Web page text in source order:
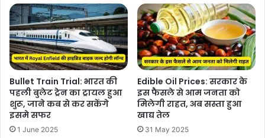
Bullet Train Trial: भारत की
पहली बुलेट ट्रेन का ट्रायल हुआ
शुरू, जाने कब से कर सकेंगे
इसमे सफर
1 June 2025
Edible Oil Prices: सरकार के
इस फैसले से आम जनता को
मिलेगी राहत, अब सस्ता हुआ
खाद्य तेल
31 May 2025